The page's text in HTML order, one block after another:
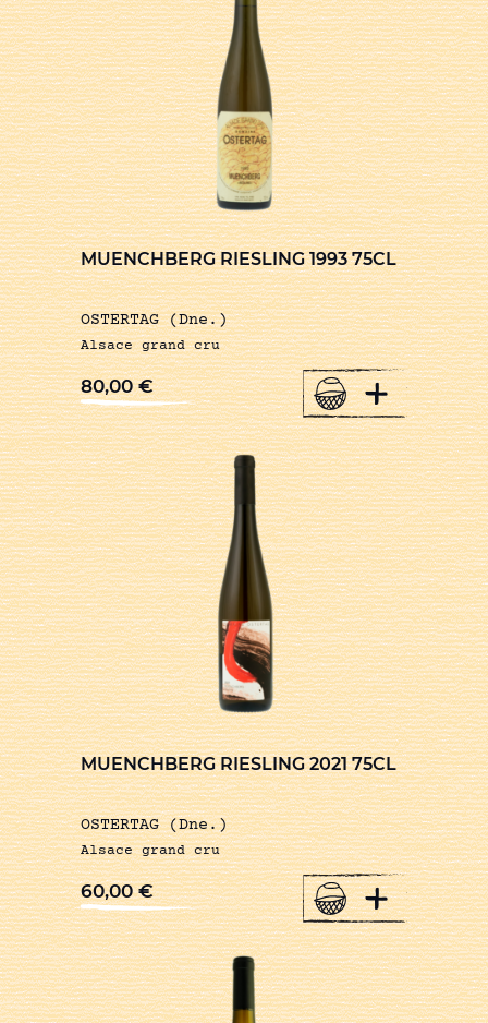
MUENCHBERG RIESLING 1993 75CL
OSTERTAG (Dne.)
Alsace grand cru
80,00€ +
MUENCHBERG RIESLING 2021 75CL
OSTERTAG (Dne.)
Alsace grand cru
60,00€ +